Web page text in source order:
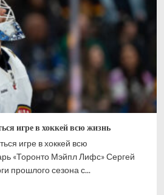
игре в хоккей всю жизнь
игре в хоккей всю
«Торонто Мэйпл Лифс» Сергей
прошлого сезона с...